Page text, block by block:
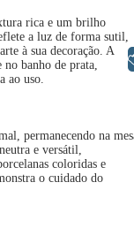
rica e um brilho
a luz de forma sutil,
à sua decoração. A
banho de prata,
ao uso.
permanecendo na
e versátil,
coloridas e
o cuidado do
Libras